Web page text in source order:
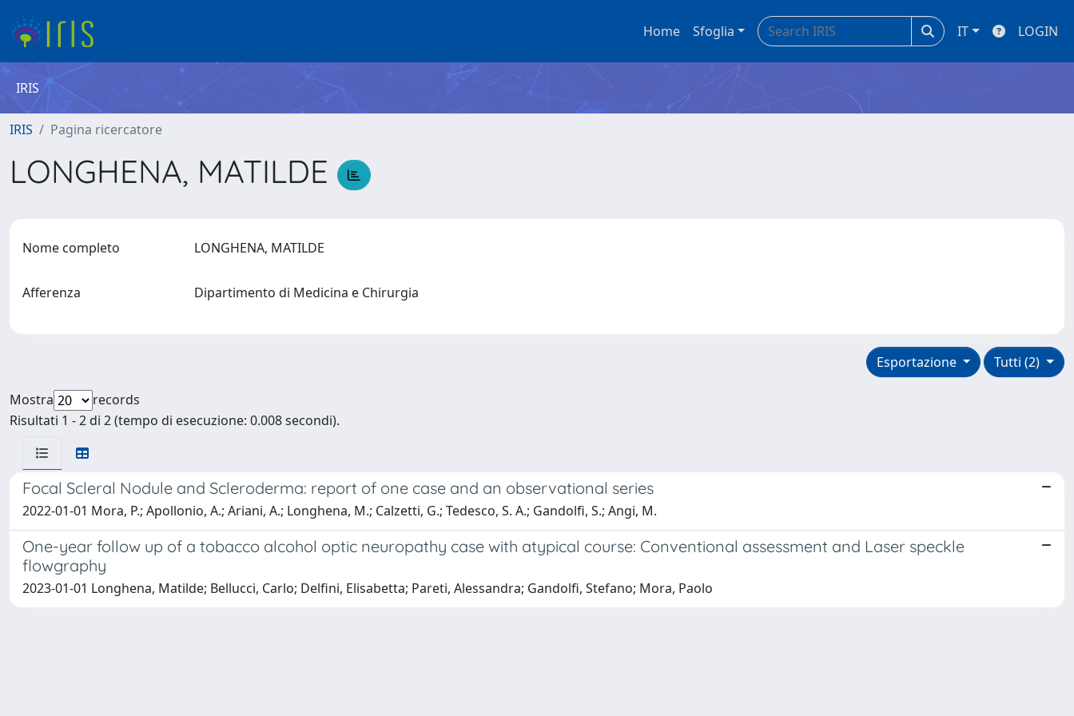
Home Sfoglia IT LOGIN
IRIS
IRIS Pagina ricercatore
LONGHENA, MATILDE
Nome completo LONGHENA, MATILDE
Afferenza Dipartimento di Medicina e Chirurgia
Tutti (2)
Esportazione
Mostra
records
Risultati 1 - 2 di 2 (tempo di esecuzione: 0.008 secondi).
Focal Scleral Nodule and Scleroderma: report of one case and an observational series
2022-01-01 Mora, P.; Apollonio, A.; Ariani, A.; Longhena, M.; Calzetti, G.; Tedesco, S. A.; Gandolfi, S.; Angi, M.
One-year follow up of a tobacco alcohol optic neuropathy case with atypical course: Conventional assessment and Laser speckle
flowgraphy
2023-01-01 Longhena, Matilde; Bellucci, Carlo; Delfini, Elisabetta; Pareti, Alessandra; Gandolfi, Stefano; Mora, Paolo